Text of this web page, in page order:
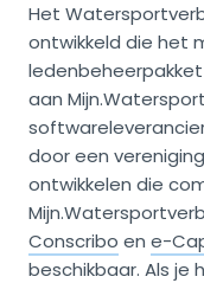
Het
ontwikkeld die het
aan
door een
ontwikkelen die
Conscribo en e-
beschikbaar. Als je